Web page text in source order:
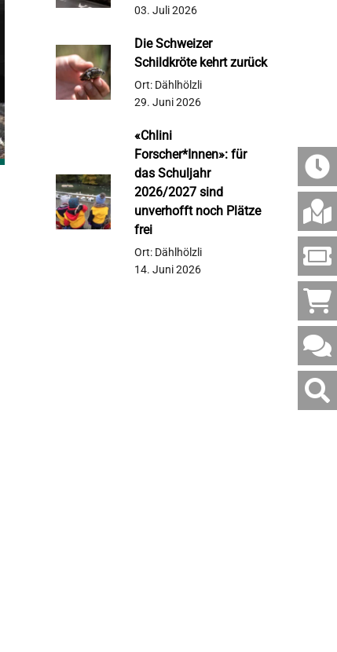
03. Juli 2026
Die Schweizer
Schildkröte kehrt zurück
Ort: Dählhölzli
29. Juni 2026
«Chlini
Forscher*Innen»: für
das Schuljahr
2026/2027 sind
unverhofft noch Plätze
frei
Ort: Dählhölzli
14. Juni 2026